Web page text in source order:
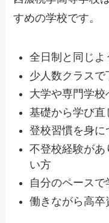
すめの学校です。
全日制と同じ
少人数クラス
大学や専門学
基礎から学び直
登校習慣を身に
不登校経験があ
い方
自分のペース
働きながら高